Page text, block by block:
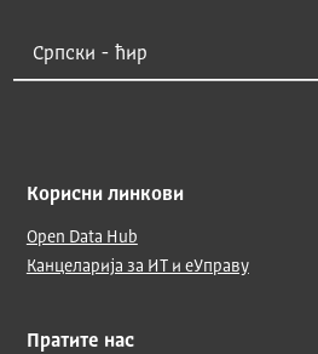
Корисни линкови
Open Data Hub
Канцеларија за ИТ и еУправу
Пратите нас